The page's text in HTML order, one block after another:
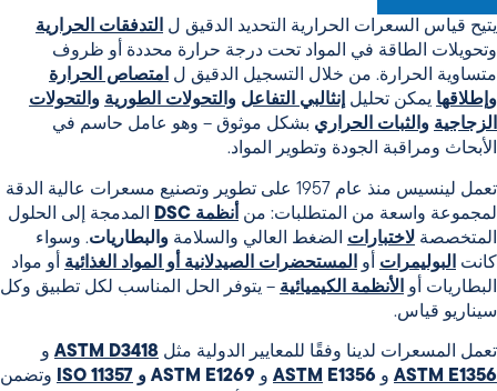
يتيح قياس السعرات الحرارية التحديد الدقيق ل التدفقات الحرارية
وتحويلات الطاقة في المواد تحت درجة حرارة محددة أو ظروف
متساوية الحرارة. من خلال التسجيل الدقيق ل امتصاص الحرارة
وإطلاقها يمكن تحليل إنثالبي التفاعل والتحولات الطورية والتحولات
الزجاجية والثبات الحراري بشكل موثوق – وهو عامل حاسم في
الأبحاث ومراقبة الجودة وتطوير المواد.
تعمل لينسيس منذ عام 1957 على تطوير وتصنيع مسعرات عالية الدقة
لمجموعة واسعة من المتطلبات: من أنظمة DSC المدمجة إلى الحلول
المتخصصة لاختبارات الضغط العالي والسلامة والبطاريات. وسواء
كانت
البوليمرات أو المستحضرات الصيدلانية أو المواد الغذائية أو مواد
البطاريات أو الأنظمة الكيميائية – يتوفر الحل المناسب لكل تطبيق وكل
سيناريو قياس.
تعمل المسعرات لدينا وفقًا للمعايير الدولية مثل ASTM D3418 و
ASTM E1356 و ASTM E1356 و ASTM E1269 و ISO 11357
وتضمن